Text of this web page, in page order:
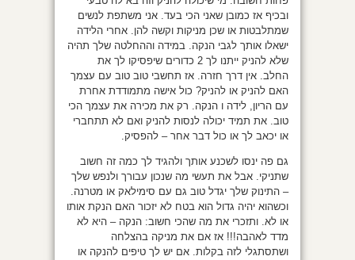
ובכיף אז כמובן שאני הכי בעד. אני משתפת לנשים
שמתלבטות או שכן מניקות וקשה להן. אחרי הלידה
ישאלו אותך לגבי הנקה. במידה וההחלטה שלך תהיה
שלא להניק ייתנו לך 2 כדורים שיפסיקו לך את
החלב. אין דרך חזרה. אז תחשבי טוב טוב עם עצמך
האם להניק או להניק? כול אישה מתמודדת אחרת
עם הריון, לידה ו הנקה. רק את מכירה את עצמך הכי
טוב. את תמיד יכולה לנסות להניק ואם לא תתחברי
או יכאב לך או כול דבר אחר – להפסיק.
גם פה ינסו לשכנע אותך ולהגיד לך כמה זה חשוב
שתניקי. אבל את תעשי מה שנכון עבורך ולנפש שלך
– התינוק שלך יגדל טוב גם עם סימילאק או מטרנה.
וכשהוא יהיה גדול הוא בטח לא יזכור האם הנקת אותו
או לא. ותזכרי את מה שהכי חשוב: הנקה – היא לא
מדד לאהבה!!! אז אם את מניקה בהצלחה
ושתסתגלי לזה בקלות. אם יש לך טיפים להנקה או